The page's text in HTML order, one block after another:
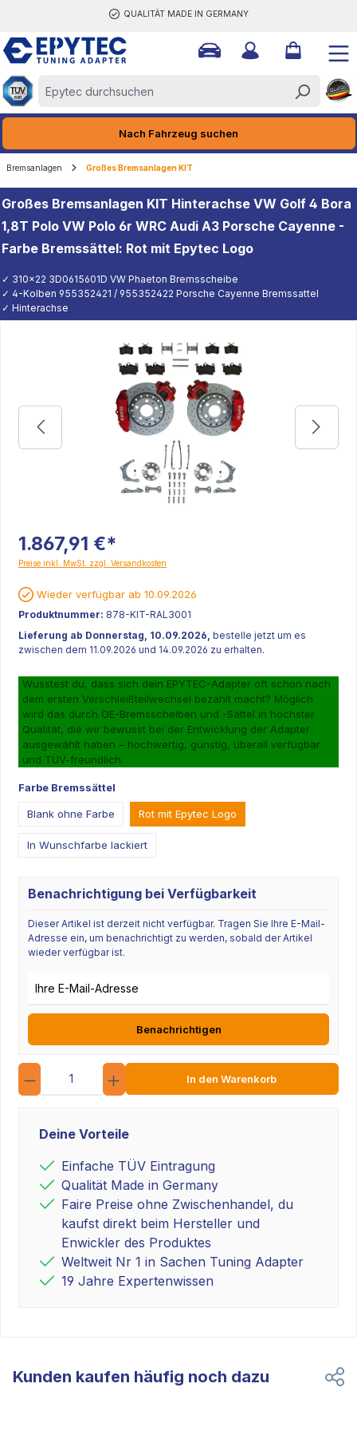
QUALITÄT MADE IN GERMANY
Nach Fahrzeug suchen
Bremsanlagen Großes Bremsanlagen KIT
Großes Bremsanlagen KIT Hinterachse VW Golf 4 Bora
1,8T Polo VW Polo 6r WRC Audi A3 Porsche Cayenne -
Farbe Bremssättel: Rot mit Epytec Logo
✓ 310x22 3D0615601D VW Phaeton Bremsscheibe
✓ 4-Kolben 955352421 / 955352422 Porsche Cayenne Bremssattel
✓ Hinterachse
1.867,91 €*
Preise inkl. MwSt. zzgl. Versandkosten
Wieder verfügbar ab 10.09.2026
Produktnummer: 878-KIT-RAL3001
Lieferung ab Donnerstag, 10.09.2026, bestelle jetzt um es
zwischen dem 11.09.2026 und 14.09.2026 zu erhalten.
Wusstest du, dass sich dein EPYTEC-Adapter oft schon nach
dem ersten Verschleißteilwechsel bezahlt macht? Möglich
wird das durch OE-Bremsscheiben und -Sättel in höchster
Qualität, die wir bewusst bei der Entwicklung der Adapter
ausgewählt haben – hochwertig, günstig, überall verfügbar
und TÜV-freundlich.
Farbe Bremssättel
Blank ohne Farbe Rot mit Epytec Logo
In Wunschfarbe lackiert
Benachrichtigung bei Verfügbarkeit
Dieser Artikel ist derzeit nicht verfügbar. Tragen Sie Ihre E-Mail-
Adresse ein, um benachrichtigt zu werden, sobald der Artikel
wieder verfügbar ist.
Benachrichtigen
Anzahl
In den Warenkorb
Deine Vorteile
Einfache TÜV Eintragung
Qualität Made in Germany
Faire Preise ohne Zwischenhandel, du
kaufst direkt beim Hersteller und
Enwickler des Produktes
Weltweit Nr 1 in Sachen Tuning Adapter
19 Jahre Expertenwissen
Kunden kaufen häufig noch dazu